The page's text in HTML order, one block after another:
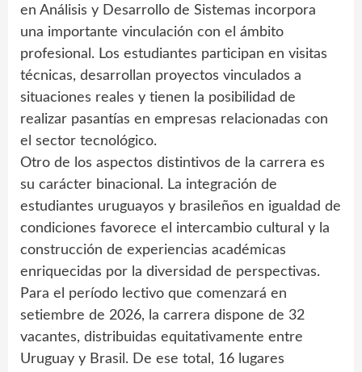
en Análisis y Desarrollo de Sistemas incorpora
una importante vinculación con el ámbito
profesional. Los estudiantes participan en visitas
técnicas, desarrollan proyectos vinculados a
situaciones reales y tienen la posibilidad de
realizar pasantías en empresas relacionadas con
el sector tecnológico.
Otro de los aspectos distintivos de la carrera es
su carácter binacional. La integración de
estudiantes uruguayos y brasileños en igualdad de
condiciones favorece el intercambio cultural y la
construcción de experiencias académicas
enriquecidas por la diversidad de perspectivas.
Para el período lectivo que comenzará en
setiembre de 2026, la carrera dispone de 32
vacantes, distribuidas equitativamente entre
Uruguay y Brasil. De ese total, 16 lugares